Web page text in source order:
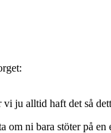
ju alltid haft det så
ni bara stöter på